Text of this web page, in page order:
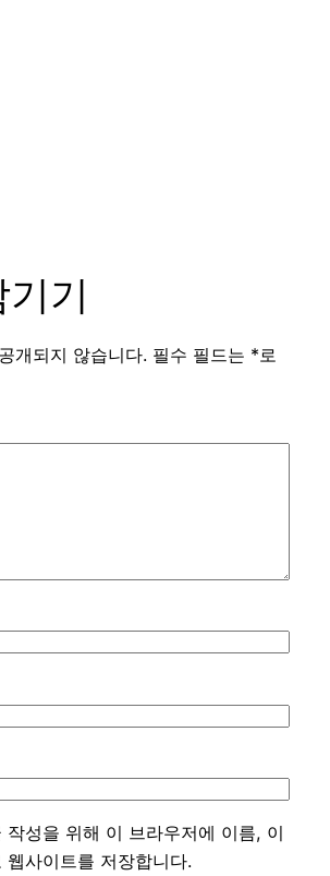
기
개되지 않습니다. 필수 필드는 *로
작성을 위해 이 브라우저에 이름, 이
웹사이트를 저장합니다.